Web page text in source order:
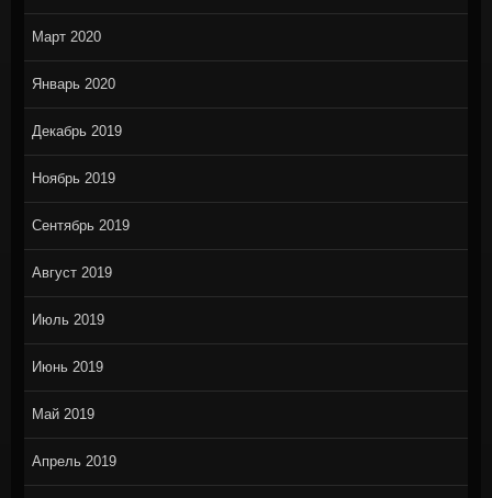
Март 2020
Январь 2020
Декабрь 2019
Ноябрь 2019
Сентябрь 2019
Август 2019
Июль 2019
Июнь 2019
Май 2019
Апрель 2019